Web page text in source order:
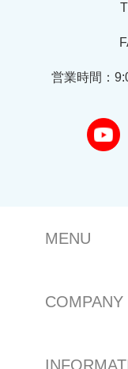
営業時間：
MENU
COMPANY